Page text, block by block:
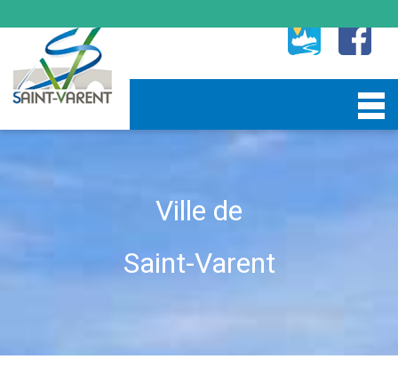
Ville de
Saint-Varent